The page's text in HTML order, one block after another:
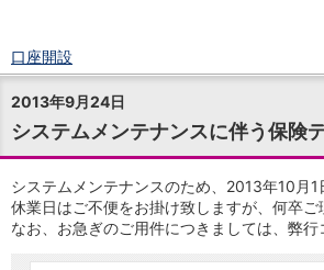
口座開設
ログイン
チャット
メニュー
商品・サービス
預金
円預金TOP
普通預金
2013年9月24日
システムメンテナンスに伴う保険
システムメンテナンスのため、2013年10月
休業日はご不便をお掛け致しますが、何卒ご
なお、お急ぎのご用件につきましては、弊